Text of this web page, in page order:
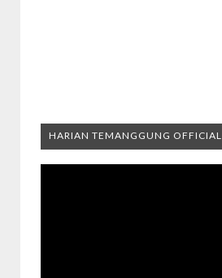
HARIAN TEMANGGUNG OFFICIAL